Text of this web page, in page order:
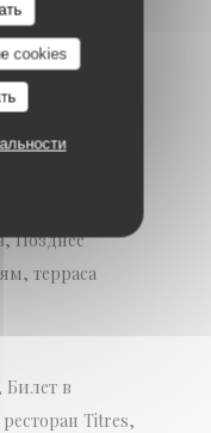
cookies
вай-фай,
Позднее
терраса
Билет в
ресторан Titres,